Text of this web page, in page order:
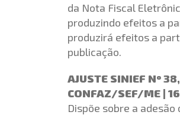
da Nota Fiscal
produzindo efeitos a
produzirá efeitos a
publicação.
AJUSTE SINIEF Nº
CONFAZ/SEF/ME |
Dispõe sobre a adesão